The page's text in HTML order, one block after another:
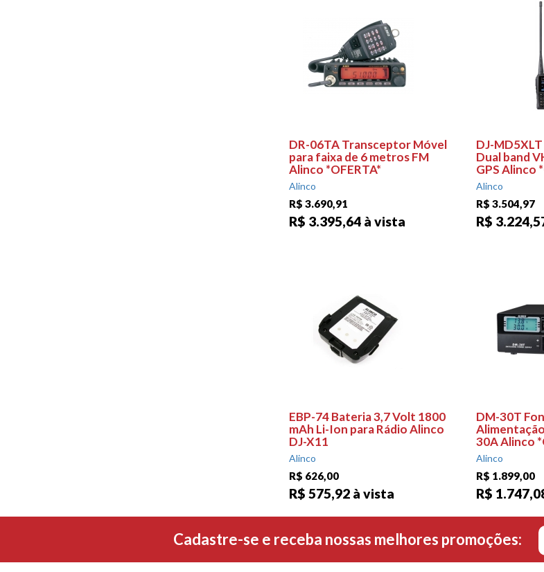
DR-06TA Transceptor Móvel
para faixa de 6 metros FM
Alinco *OFERTA*
Alinco
R$ 3.690,91
R$ 3.395,64 à vista
DJ-
Dual band
GPS Alinco
Alinco
R$ 3.504,97
R$
EBP-74 Bateria 3,7 Volt 1800
mAh Li-Ion para Rádio Alinco
DJ-X11
Alinco
R$ 626,00
R$ 575,92 à vista
DM-30T
30A Alinco
Alinco
R$ 1.899,00
R$
Cadastre-se e receba nossas melhores promoções: